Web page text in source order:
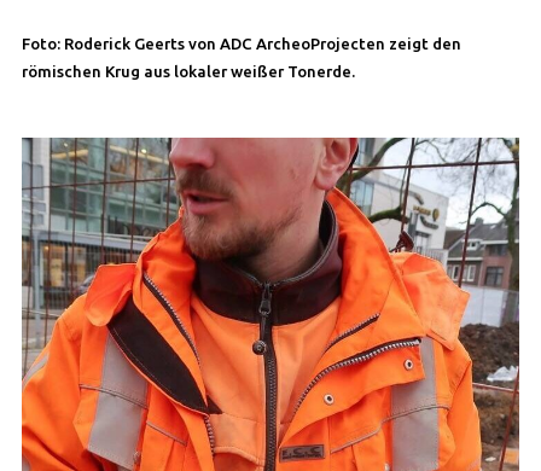
Foto: Roderick Geerts von ADC ArcheoProjecten zeigt den
römischen Krug aus lokaler weißer Tonerde.